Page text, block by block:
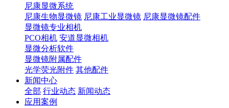
尼康显微系统
尼康生物显微镜 尼康工业显微镜 尼康显微镜配件
显微镜专业相机
PCO相机 安道显微相机
显微分析软件
显微镜附属配件
光学荧光附件 其他配件
新闻中心
全部 行业动态 新闻动态
应用案例